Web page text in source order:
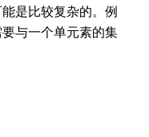
是比较复杂的。例
与一个单元素的集